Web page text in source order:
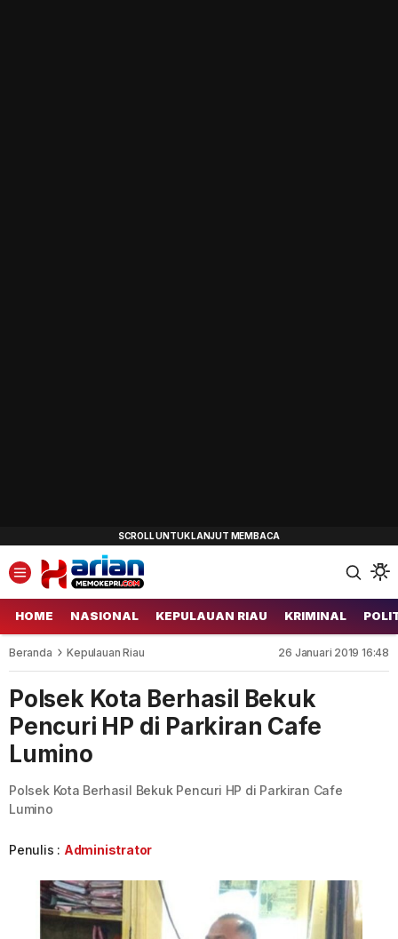
HOME NASIONAL KEPULAUAN RIAU KRIMINAL
Beranda Kepulauan Riau 26 Januari 2019 16:48
Polsek Kota Berhasil Bekuk
Pencuri HP di Parkiran Cafe
Lumino
Polsek Kota Berhasil Bekuk Pencuri HP di Parkiran Cafe
Lumino
Penulis : Administrator